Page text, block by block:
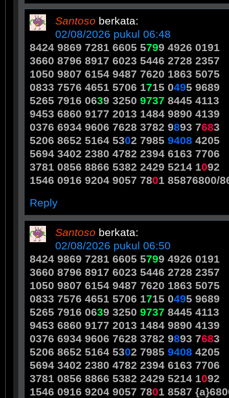
Santoso berkata:
02/08/2026 pukul 06:48
8424 9869 7281 6605 5799 4926 0191
3660 8796 8917 6023 5446 2728 2357
1050 9807 6154 9487 7620 1863 5075
0833 7576 4651 5706 1715 0495 9689
5265 7916 0639 3250 9737 8445 4113
9453 6860 9177 2013 1484 9890 4139
0376 6934 9606 7628 3782 9893 7683
5206 8652 5164 5302 7985 9408 4205
5694 3402 2380 4782 2394 6163 7706
3781 0856 8866 5382 2429 5214 1092
1546 0916 9204 9057 7801 85876800/
Reply
Santoso berkata:
02/08/2026 pukul 06:50
8424 9869 7281 6605 5799 4926 0191
3660 8796 8917 6023 5446 2728 2357
1050 9807 6154 9487 7620 1863 5075
0833 7576 4651 5706 1715 0495 9689
5265 7916 0639 3250 9737 8445 4113
9453 6860 9177 2013 1484 9890 4139
0376 6934 9606 7628 3782 9893 7683
5206 8652 5164 5302 7985 9408 4205
5694 3402 2380 4782 2394 6163 7706
3781 0856 8866 5382 2429 5214 1092
1546 0916 9204 9057 7801 8587